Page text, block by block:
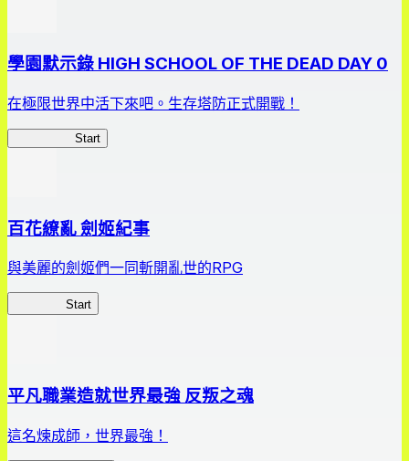
學園默示錄 HIGH SCHOOL OF THE DEAD DAY 0
在極限世界中活下來吧。生存塔防正式開戰！
Start
百花繚亂 劍姬紀事
與美麗的劍姬們一同斬開亂世的RPG
Start
平凡職業造就世界最強 反叛之魂
這名煉成師，世界最強！